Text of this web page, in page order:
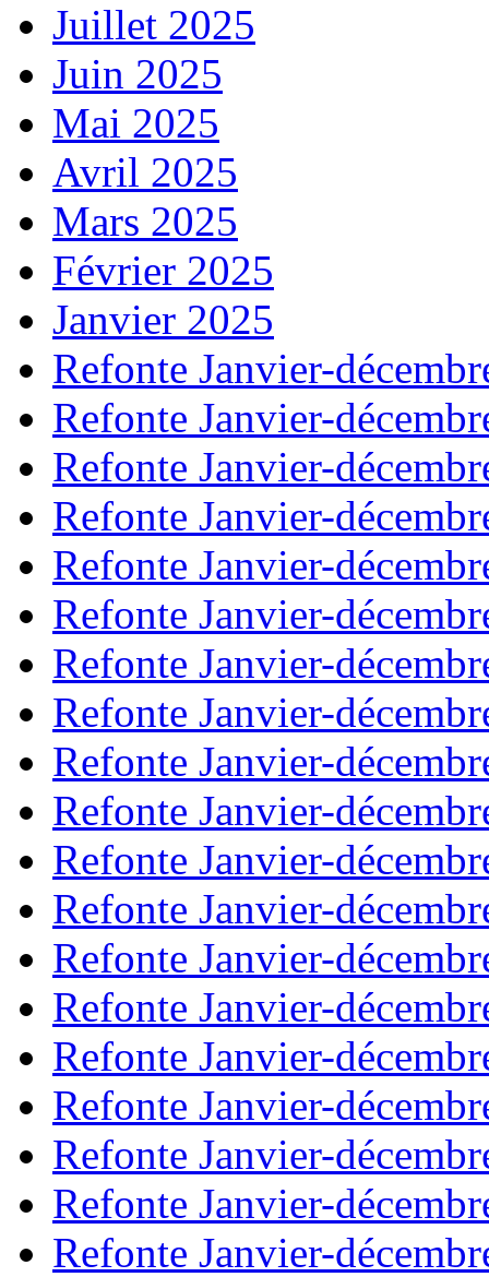
Juillet 2025
Juin 2025
Mai 2025
Avril 2025
Mars 2025
Février 2025
Janvier 2025
Refonte Janvier-
Refonte Janvier-
Refonte Janvier-
Refonte Janvier-
Refonte Janvier-
Refonte Janvier-
Refonte Janvier-
Refonte Janvier-
Refonte Janvier-
Refonte Janvier-
Refonte Janvier-
Refonte Janvier-
Refonte Janvier-
Refonte Janvier-
Refonte Janvier-
Refonte Janvier-
Refonte Janvier-
Refonte Janvier-
Refonte Janvier-